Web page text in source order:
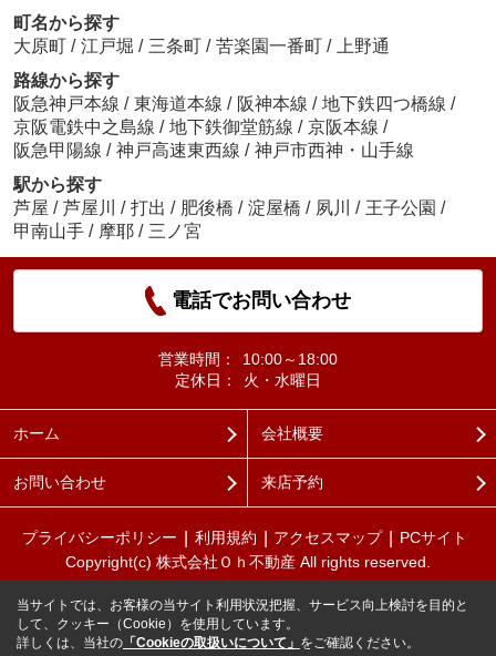
町名から探す
大原町 / 江戸堀 / 三条町 / 苦楽園一番町 /
上野通
路線から探す
阪急神戸本線 / 東海道本線 / 阪神本線 / 地下鉄四つ橋線 /
京阪電鉄中之島線 / 地下鉄御堂筋線 / 京阪本線 /
阪急甲陽線 / 神戸高速東西線 / 神戸市西神・山手線
駅から探す
芦屋 / 芦屋川 / 打出 / 肥後橋 / 淀屋橋 / 夙川 / 王子公園 /
甲南山手 / 摩耶 / 三ノ宮
電話でお問い合わせ
営業時間：
10:00～18:00
定休日：
火・水曜日
ホーム 会社概要
お問い合わせ 来店予約
プライバシーポリシー 利用規約 アクセスマップ
PCサイト
Copyright(c) 株式会社Ｏｈ不動産 All rights reserved.
当サイトでは、お客様の当サイト利用状況把握、サービス向上検討を目的と
して、クッキー（Cookie）を使用しています。
詳しくは、当社の 「Cookieの取扱いについて」 をご確認ください。